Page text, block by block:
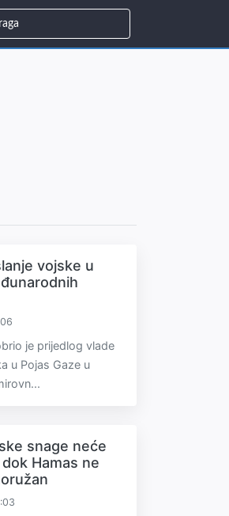
vojske u
je prijedlog vlade
u Pojas Gaze u
snage neće
Hamas ne